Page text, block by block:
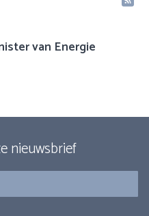
van Energie
nieuwsbrief